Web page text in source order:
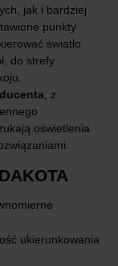
jak i bardziej
punkty
światło
do strefy
, z
oświetlenia
ukierunkowania